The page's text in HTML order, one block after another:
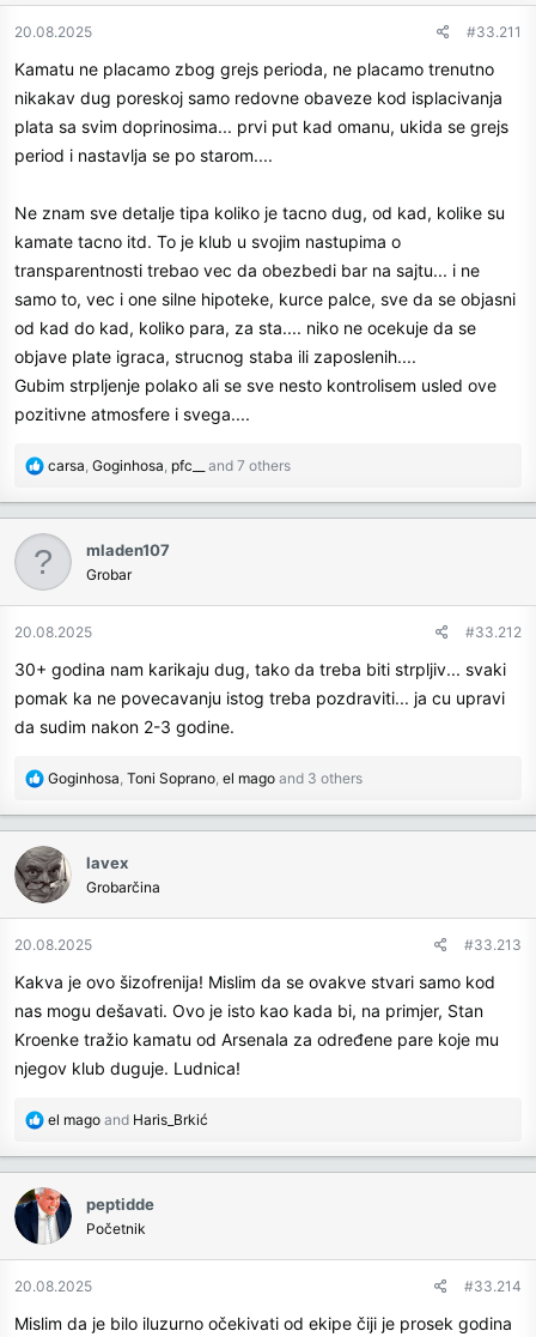
20.08.2025 #33.211
Kamatu ne placamo zbog grejs perioda, ne placamo trenutno
nikakav dug poreskoj samo redovne obaveze kod isplacivanja
plata sa svim doprinosima... prvi put kad omanu, ukida se grejs
period i nastavlja se po starom....
Ne znam sve detalje tipa koliko je tacno dug, od kad, kolike su
kamate tacno itd. To je klub u svojim nastupima o
transparentnosti trebao vec da obezbedi bar na sajtu... i ne
samo to, vec i one silne hipoteke, kurce palce, sve da se objasni
od kad do kad, koliko para, za sta.... niko ne ocekuje da se
objave plate igraca, strucnog staba ili zaposlenih....
Gubim strpljenje polako ali se sve nesto kontrolisem usled ove
pozitivne atmosfere i svega....
R
c
t
o
n
carsa, Goginhosa, pfc__ and 7 others
mladen107
Grobar
20.08.2025 #33.212
30+ godina nam karikaju dug, tako da treba biti strpljiv... svaki
pomak ka ne povecavanju istog treba pozdraviti... ja cu upravi
da sudim nakon 2-3 godine.
R
c
t
i
o
n
:
Goginhosa, Toni Soprano, el mago and 3 others
lavex
Grobarčina
20.08.2025 #33.213
Kakva je ovo šizofrenija! Mislim da se ovakve stvari samo kod
nas mogu dešavati. Ovo je isto kao kada bi, na primjer, Stan
Kroenke tražio kamatu od Arsenala za određene pare koje mu
njegov klub duguje. Ludnica!
R
c
t
i
o
n
:
el mago and Haris_Brkić
peptidde
Početnik
20.08.2025 #33.214
Mislim da je bilo iluzurno očekivati od ekipe čiji je prosek godina